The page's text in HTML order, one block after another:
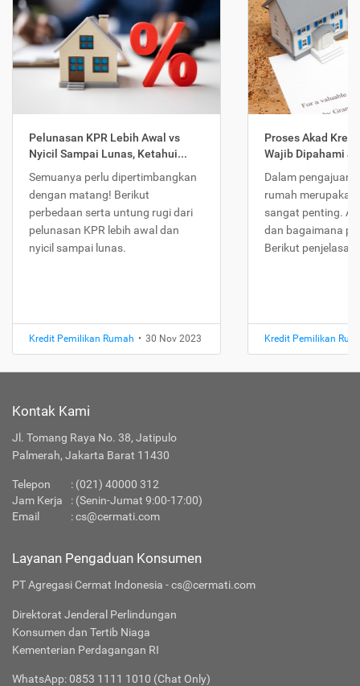
Pelunasan KPR Lebih Awal vs
Nyicil Sampai Lunas, Ketahui...
Semuanya perlu dipertimbangkan
dengan matang! Berikut
perbedaan serta untung rugi dari
pelunasan KPR lebih awal dan
nyicil sampai lunas.
Kredit Pemilikan Rumah • 30 Nov 2023
Proses Akad
Wajib Dipahami
Dalam pengajuan
rumah
sangat penting.
dan bagaimana
Berikut
Kredit Pemilikan
Kontak Kami
Jl. Tomang Raya No. 38, Jatipulo
Palmerah, Jakarta Barat 11430
Telepon : (021) 40000 312
Jam Kerja
: (Senin-Jumat 9:00-17:00)
Email
:cs@cermati.com
Layanan Pengaduan Konsumen
PT Agregasi Cermat Indonesia - cs@cermati.com
Direktorat Jenderal Perlindungan
Konsumen dan Tertib Niaga
Kementerian Perdagangan RI
WhatsApp: 0853 1111 1010 (Chat Only)